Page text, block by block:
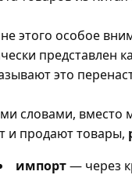
этого особое
представлен
это
словами, вместо
и продают товары,
импорт— через